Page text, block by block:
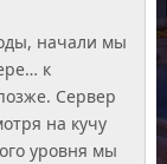
начали мы
к
Сервер
на кучу
уровня мы